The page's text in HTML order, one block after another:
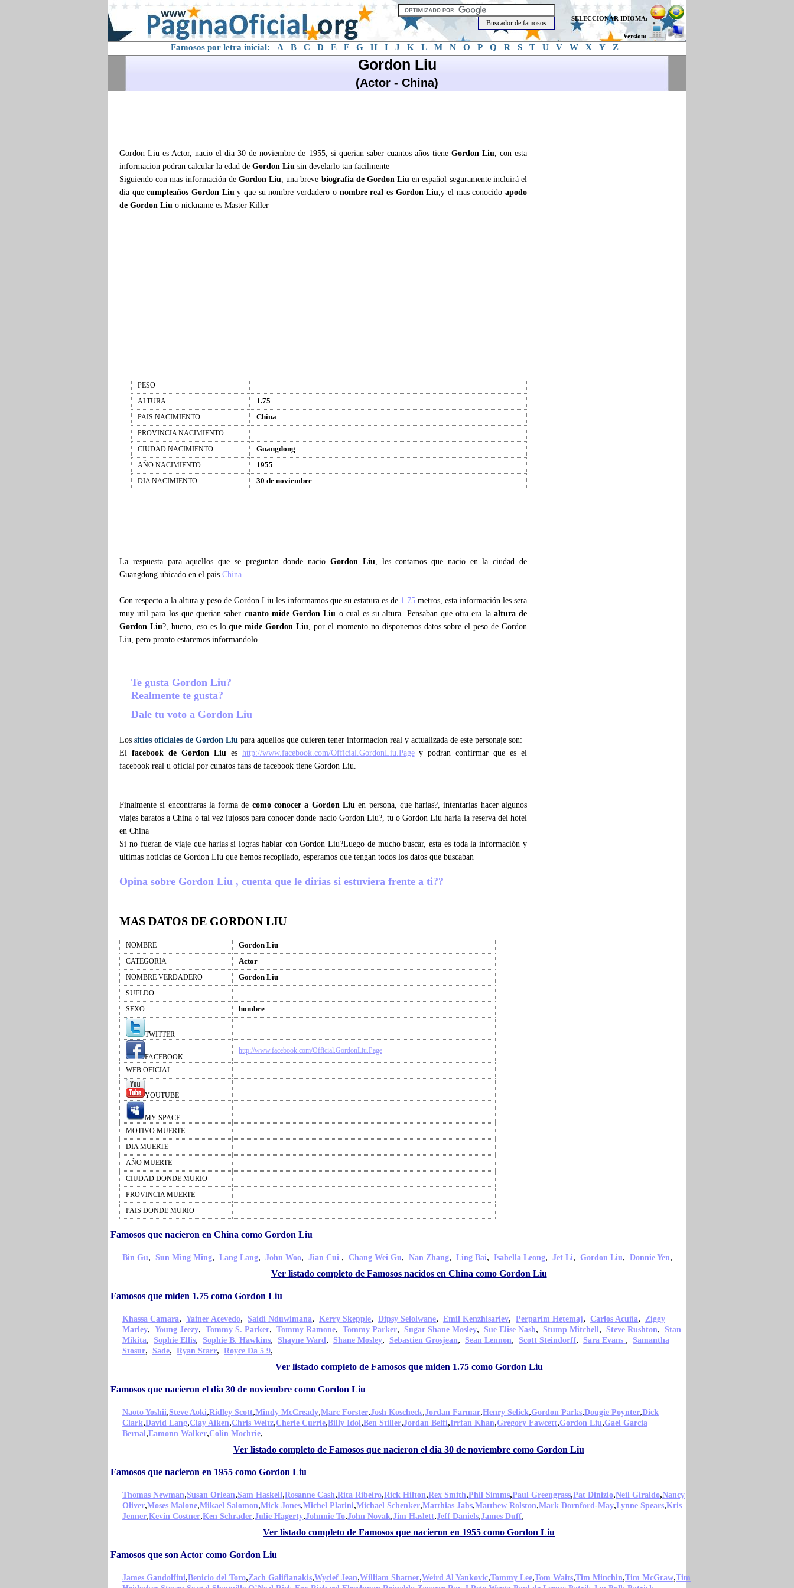
SELECCIONAR IDIOMA:
Version: |
Famosos por letra inicial: A B C D E F G H I J K L M N O P Q R S T U V W X Y Z
Gordon Liu
(Actor - China)
Gordon Liu es Actor, nacio el dia 30 de noviembre de 1955, si querian saber cuantos años tiene Gordon Liu, con esta
informacion podran calcular la edad de Gordon Liu sin develarlo tan facilmente
Siguiendo con mas información de Gordon Liu, una breve biografia de Gordon Liu en español seguramente incluirá el
dia quecumpleaños Gordon Liuy que su nombre verdadero o nombre real es Gordon Liu,y el mas conocidoapodo
de Gordon Liu o nickname es Master Killer
PESO
ALTURA
1.75
PAIS NACIMIENTO China
PROVINCIA NACIMIENTO
CIUDAD NACIMIENTO
Guangdong
AÑO NACIMIENTO 1955
DIA NACIMIENTO 30 de noviembre
La respuesta para aquellos que se preguntan donde nacio Gordon Liu, les contamos que nacio en la ciudad de
Guangdong ubicado en el pais China
Con respecto a la altura y peso de Gordon Liu les informamos que su estatura es de 1.75metros, esta información les sera
muy util para los que querian saber cuanto mide Gordon Liu o cual es su altura. Pensaban que otra era la altura de
Gordon Liu?, bueno, eso es loque mide Gordon Liu, por el momento no disponemos datos sobre el peso de Gordon
Liu, pero pronto estaremos informandolo
Te gusta Gordon Liu?
Realmente te gusta?
Dale tu voto a Gordon Liu
Los sitios oficiales de Gordon Liu para aquellos que quieren tener informacion real y actualizada de este personaje son:
El facebook de Gordon Liues http://www.facebook.com/Official.GordonLiu.Pagey podran confirmar que es el
facebook real u oficial por cunatos fans de facebook tiene Gordon Liu.
Finalmente si encontraras la forma de como conocer a Gordon Liuen persona, que harias?, intentarias hacer algunos
viajes baratos a China o tal vez lujosos para conocer donde nacio Gordon Liu?, tu o Gordon Liu haria la reserva del hotel
en China
Si no fueran de viaje que harias si logras hablar con Gordon Liu?Luego de mucho buscar, esta es toda la información y
ultimas noticias de Gordon Liu que hemos recopilado, esperamos que tengan todos los datos que buscaban
Opina sobre Gordon Liu , cuenta que le dirias si estuviera frente a ti??
MAS DATOS DE GORDON LIU
NOMBRE Gordon Liu
CATEGORIA Actor
NOMBRE VERDADERO Gordon Liu
SUELDO
SEXO
hombre
TWITTER
FACEBOOK
http://www.facebook.com/Official.GordonLiu.Page
WEB OFICIAL
YOUTUBE
MY SPACE
MOTIVO MUERTE
DIA MUERTE
AÑO MUERTE
CIUDAD DONDE MURIO
PROVINCIA MUERTE
PAIS DONDE MURIO
Famosos que nacieron en China como Gordon Liu
Bin Gu, Sun Ming Ming, Lang Lang, John Woo, Jian Cui , Chang Wei Gu, Nan Zhang, Ling Bai, Isabella Leong, Jet Li, Gordon Liu, Donnie Yen,
Ver listado completo de Famosos nacidos en China como Gordon Liu
Famosos que miden 1.75 como Gordon Liu
Khassa Camara, Yainer Acevedo, Saidi Nduwimana, Kerry Skepple, Dipsy Selolwane, Emil Kenzhisariev, Perparim Hetemaj, Carlos Acuña, Ziggy
Marley, Young Jeezy, Tommy S. Parker, Tommy Ramone, Tommy Parker, Sugar Shane Mosley, Sue Elise Nash, Stump Mitchell, Steve Rushton, Stan
Mikita, Sophie Ellis, Sophie B. Hawkins, Shayne Ward, Shane Mosley, Sebastien Grosjean, Sean Lennon, Scott Steindorff, Sara Evans , Samantha
Stosur, Sade, Ryan Starr, Royce Da 5 9,
Ver listado completo de Famosos que miden 1.75 como Gordon Liu
Famosos que nacieron el dia 30 de noviembre como Gordon Liu
Naoto Yoshii,Steve Aoki,Ridley Scott,Mindy McCready,Marc Forster,Josh Koscheck,Jordan Farmar,Henry Selick,Gordon Parks,Dougie Poynter,Dick
Clark,David Lang,Clay Aiken,Chris Weitz,Cherie Currie,Billy Idol,Ben Stiller,Jordan Belfi,Irrfan Khan,Gregory Fawcett,Gordon Liu,Gael Garcia
Bernal,Eamonn Walker,Colin Mochrie,
Ver listado completo de Famosos que nacieron el dia 30 de noviembre como Gordon Liu
Famosos que nacieron en 1955 como Gordon Liu
Thomas Newman,Susan Orlean,Sam Haskell,Rosanne Cash,Rita Ribeiro,Rick Hilton,Rex Smith,Phil Simms,Paul Greengrass,Pat Dinizio,Neil Giraldo,Nancy
Oliver,Moses Malone,Mikael Salomon,Mick Jones,Michel Platini,Michael Schenker,Matthias Jabs,Matthew Rolston,Mark Dornford-May,Lynne Spears,Kris
Jenner,Kevin Costner,Ken Schrader,Julie Hagerty,Johnnie To,John Novak,Jim Haslett,Jeff Daniels,James Duff,
Ver listado completo de Famosos que nacieron en 1955 como Gordon Liu
Famosos que son Actor como Gordon Liu
James Gandolfini,Benicio del Toro,Zach Galifianakis,Wyclef Jean,William Shatner,Weird Al Yankovic,Tommy Lee,Tom Waits,Tim Minchin,Tim McGraw,Tim